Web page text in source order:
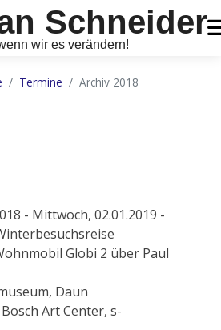
Schneider
wir es verändern!
Termine Archiv 2018
- Mittwoch, 02.01.2019 -
Globi 2 über Paul
Daun
Art Center, s-